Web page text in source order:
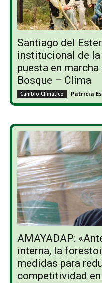
Santiago del
institucional de la
puesta en
Bosque – Clima
Cambio Climático Patricia
AMAYADAP:
interna, la
medidas para
competitividad